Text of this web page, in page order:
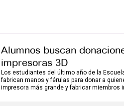
Alumnos buscan
impresoras 3D
Los estudiantes del último año de la
fabrican manos y férulas para donar a
impresora más grande y fabricar miembros